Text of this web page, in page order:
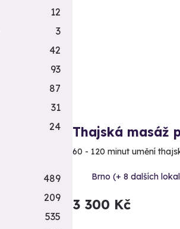
Thajská masáž
60 - 120 minut umění
Brno (+ 8 dalších
3 300 Kč
12
3
42
93
87
31
24
489
209
535